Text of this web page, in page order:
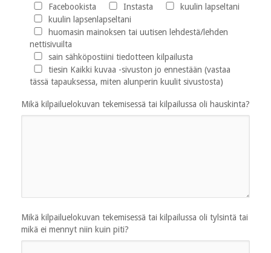
Facebookista
Instasta
kuulin lapseltani
kuulin lapsenlapseltani
huomasin mainoksen tai uutisen lehdestä/lehden
nettisivuilta
sain sähköpostiini tiedotteen kilpailusta
tiesin Kaikki kuvaa -sivuston jo ennestään (vastaa
tässä tapauksessa, miten alunperin kuulit sivustosta)
Mikä kilpailuelokuvan tekemisessä tai kilpailussa oli hauskinta?
Mikä kilpailuelokuvan tekemisessä tai kilpailussa oli tylsintä tai
mikä ei mennyt niin kuin piti?